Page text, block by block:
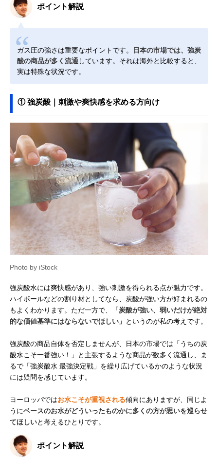
ポイント解説
ガス圧の強さは重要なポイントです。
日本の市場では、強炭
酸の商品が多く流通 しています。それは海外と比較すると、
実は特殊な状況です。
① 強炭酸｜刺激や爽快感を求める方向け
Photo by iStock
強炭酸水には爽快感があり、強い刺激を得られる点が魅力です。
ハイボールなどの割り材としてなら、炭酸が強い方が好まれるの
もよくわかります。ただ一方で、
「炭酸が強い、弱いだけが絶対
的な価値基準にはならないでほしい」 というのが私の考えです。
強炭酸の商品自体を否定しませんが、日本の市場では「うちの炭
酸水こそ一番強い！」と主張するような商品が数多く流通し、ま
るで「強炭酸水 最強決定戦」を繰り広げているかのような状況
には疑問を感じています。
ヨーロッパではお水こそが重視される傾向にありますが、同じよ
うにベースのお水がどういったものかに多くの方が思いを巡らせ
てほしいと考えるひとりです。
ポイント解説